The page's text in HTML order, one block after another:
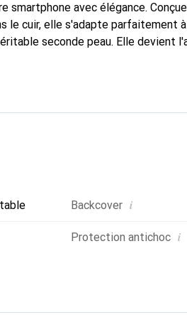
smartphone avec élégance.
le cuir, elle s'adapte parfaitement
seconde peau. Elle devient
exigeante.
Backcover i
Protection antichoc i